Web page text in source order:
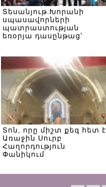
Տեսանյութ.Խորանի
սպասավորների
պատրաստության
եռօրյա դասընթաց՝
Տոն, որը միշտ քեզ հետ է.
Առաջին Սուրբ
Հաղորդություն
Փանիկում